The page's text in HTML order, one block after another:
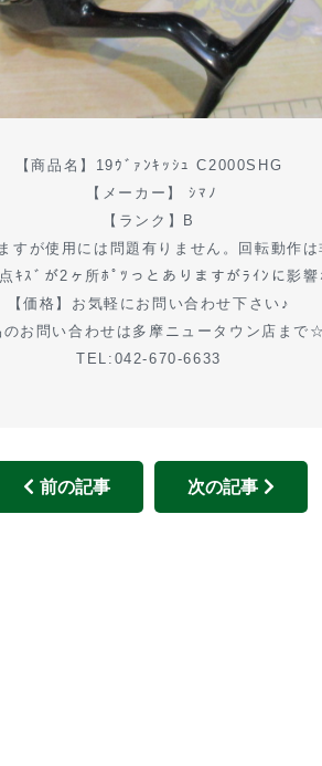
【商品名】19ｳﾞｧﾝｷｯｼｭ C2000SHG
【メーカー】 ｼﾏﾉ
【ランク】B
すが使用には問題有りません。回転動作
ｷｽﾞが2ヶ所ﾎﾟﾂっとありますがﾗｲﾝに影響
【価格】お気軽にお問い合わせ下さい♪
のお問い合わせは多摩ニュータウン店まで☆
TEL:042-670-6633
前の記事 次の記事